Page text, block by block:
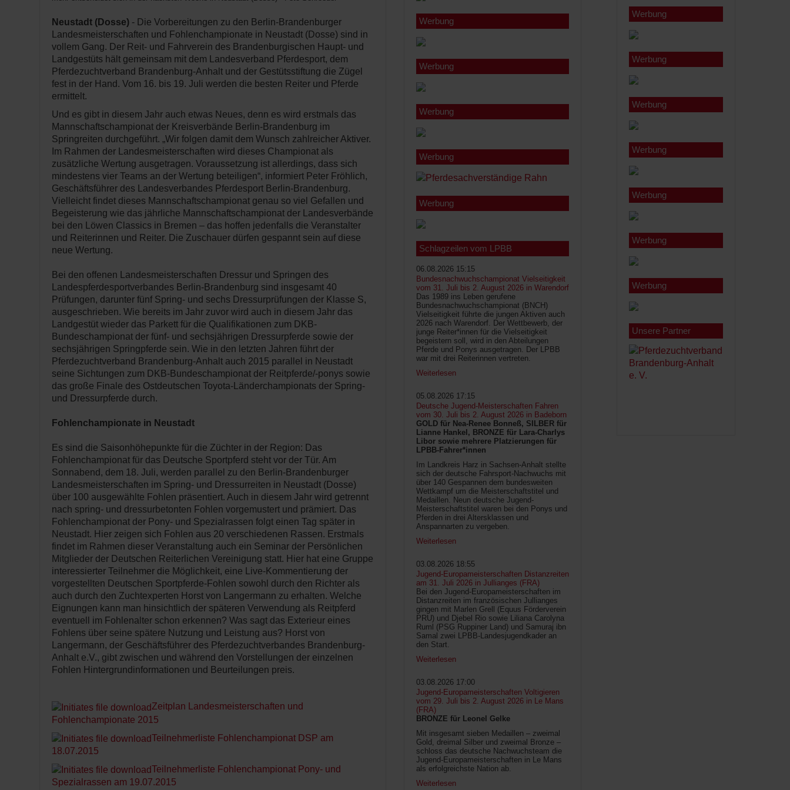
Neustadt (Dosse) - Die Vorbereitungen zu den Berlin-Brandenburger
Landesmeisterschaften und Fohlenchampionate in Neustadt (Dosse) sind in
vollem Gang. Der Reit- und Fahrverein des Brandenburgischen Haupt- und
Landgestüts hält gemeinsam mit dem Landesverband Pferdesport, dem
Pferdezuchtverband Brandenburg-Anhalt und der Gestütsstiftung die Zügel
fest in der Hand. Vom 16. bis 19. Juli werden die besten Reiter und Pferde
ermittelt.
Und es gibt in diesem Jahr auch etwas Neues, denn es wird erstmals das
Mannschaftschampionat der Kreisverbände Berlin-Brandenburg im
Springreiten durchgeführt. „Wir folgen damit dem Wunsch zahlreicher Aktiver.
Im Rahmen der Landesmeisterschaften wird dieses Championat als
zusätzliche Wertung ausgetragen. Voraussetzung ist allerdings, dass sich
mindestens vier Teams an der Wertung beteiligen“, informiert Peter Fröhlich,
Geschäftsführer des Landesverbandes Pferdesport Berlin-Brandenburg.
Vielleicht findet dieses Mannschaftschampionat genau so viel Gefallen und
Begeisterung wie das jährliche Mannschaftschampionat der Landesverbände
bei den Löwen Classics in Bremen – das hoffen jedenfalls die Veranstalter
und Reiterinnen und Reiter. Die Zuschauer dürfen gespannt sein auf diese
neue Wertung.
Bei den offenen Landesmeisterschaften Dressur und Springen des
Landespferdesportverbandes Berlin-Brandenburg sind insgesamt 40
Prüfungen, darunter fünf Spring- und sechs Dressurprüfungen der Klasse S,
ausgeschrieben. Wie bereits im Jahr zuvor wird auch in diesem Jahr das
Landgestüt wieder das Parkett für die Qualifikationen zum DKB-
Bundeschampionat der fünf- und sechsjährigen Dressurpferde sowie der
sechsjährigen Springpferde sein. Wie in den letzten Jahren führt der
Pferdezuchtverband Brandenburg-Anhalt auch 2015 parallel in Neustadt
seine Sichtungen zum DKB-Bundeschampionat der Reitpferde/-ponys sowie
das große Finale des Ostdeutschen Toyota-Länderchampionats der Spring-
und Dressurpferde durch.
Fohlenchampionate in Neustadt
Es sind die Saisonhöhepunkte für die Züchter in der Region: Das
Fohlenchampionat für das Deutsche Sportpferd steht vor der Tür. Am
Sonnabend, dem 18. Juli, werden parallel zu den Berlin-Brandenburger
Landesmeisterschaften im Spring- und Dressurreiten in Neustadt (Dosse)
über 100 ausgewählte Fohlen präsentiert. Auch in diesem Jahr wird getrennt
nach spring- und dressurbetonten Fohlen vorgemustert und prämiert. Das
Fohlenchampionat der Pony- und Spezialrassen folgt einen Tag später in
Neustadt. Hier zeigen sich Fohlen aus 20 verschiedenen Rassen. Erstmals
findet im Rahmen dieser Veranstaltung auch ein Seminar der Persönlichen
Mitglieder der Deutschen Reiterlichen Vereinigung statt. Hier hat eine Gruppe
interessierter Teilnehmer die Möglichkeit, eine Live-Kommentierung der
vorgestellten Deutschen Sportpferde-Fohlen sowohl durch den Richter als
auch durch den Zuchtexperten Horst von Langermann zu erhalten. Welche
Eignungen kann man hinsichtlich der späteren Verwendung als Reitpferd
eventuell im Fohlenalter schon erkennen? Was sagt das Exterieur eines
Fohlens über seine spätere Nutzung und Leistung aus? Horst von
Langermann, der Geschäftsführer des Pferdezuchtverbandes Brandenburg-
Anhalt e.V., gibt zwischen und während den Vorstellungen der einzelnen
Fohlen Hintergrundinformationen und Beurteilungen preis.
Zeitplan Landesmeisterschaften und
Fohlenchampionate 2015
Teilnehmerliste Fohlenchampionat DSP am
18.07.2015
Teilnehmerliste Fohlenchampionat Pony- und
Spezialrassen am 19.07.2015
Werbung
Werbung
Werbung
Werbung
Werbung
Schlagzeilen vom LPBB
06.08.2026 15:15
Bundesnachwuchschampionat Vielseitigkeit
vom 31. Juli bis 2. August 2026 in Warendorf
Das 1989 ins Leben gerufene
Bundesnachwuchschampionat (BNCH)
Vielseitigkeit führte die jungen Aktiven auch
2026 nach Warendorf. Der Wettbewerb, der
junge Reiter*innen für die Vielseitigkeit
begeistern soll, wird in den Abteilungen
Pferde und Ponys ausgetragen. Der LPBB
war mit drei Reiterinnen vertreten.
Weiterlesen
05.08.2026 17:15
Deutsche Jugend-Meisterschaften Fahren
vom 30. Juli bis 2. August 2026 in Badeborn
GOLD für Nea-Renee Bonneß, SILBER für
Lianne Hankel, BRONZE für Lara-Charlys
Libor sowie mehrere Platzierungen für
LPBB-Fahrer*innen
Im Landkreis Harz in Sachsen-Anhalt stellte
sich der deutsche Fahrsport-Nachwuchs mit
über 140 Gespannen dem bundesweiten
Wettkampf um die Meisterschaftstitel und
Medaillen. Neun deutsche Jugend-
Meisterschaftstitel waren bei den Ponys und
Pferden in drei Altersklassen und
Anspannarten zu vergeben.
Weiterlesen
03.08.2026 18:55
Jugend-Europameisterschaften Distanzreiten
am 31. Juli 2026 in Jullianges (FRA)
Bei den Jugend-Europameisterschaften im
Distanzreiten im französischen Jullianges
gingen mit Marlen Grell (Equus Förderverein
PRU) und Djebel Rio sowie Liliana Carolyna
Ruml (PSG Ruppiner Land) und Samuraj ibn
Samal zwei LPBB-Landesjugendkader an
den Start.
Weiterlesen
03.08.2026 17:00
Jugend-Europameisterschaften Voltigieren
vom 29. Juli bis 2. August 2026 in Le Mans
(FRA)
BRONZE für Leonel Gelke
Mit insgesamt sieben Medaillen – zweimal
Gold, dreimal Silber und zweimal Bronze –
schloss das deutsche Nachwuchsteam die
Jugend-Europameisterschaften in Le Mans
als erfolgreichste Nation ab.
Weiterlesen
Werbung
Werbung
Werbung
Werbung
Werbung
Werbung
Werbung
Unsere Partner